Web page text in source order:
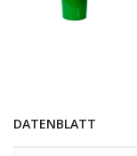
DATENBLATT